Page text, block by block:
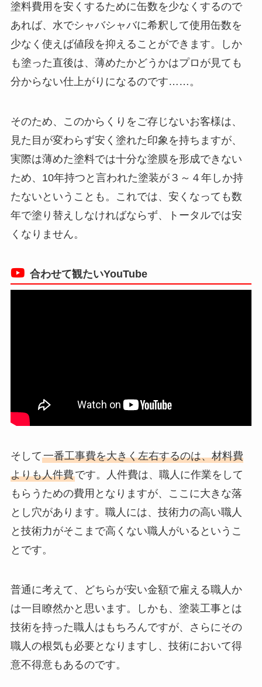
塗料費用を安くするために缶数を少なくするので
あれば、水でシャバシャバに希釈して使用缶数を
少なく使えば値段を抑えることができます。しか
も塗った直後は、薄めたかどうかはプロが見ても
分からない仕上がりになるのです……。
そのため、このからくりをご存じないお客様は、
見た目が変わらず安く塗れた印象を持ちますが、
実際は薄めた塗料では十分な塗膜を形成できない
ため、10年持つと言われた塗装が３～４年しか持
たないということも。これでは、安くなっても数
年で塗り替えしなければならず、トータルでは安
くなりません。
合わせて観たいYouTube
そして一番工事費を大きく左右するのは、材料費
よりも人件費です。人件費は、職人に作業をして
もらうための費用となりますが、ここに大きな落
とし穴があります。職人には、技術力の高い職人
と技術力がそこまで高くない職人がいるというこ
とです。
普通に考えて、どちらが安い金額で雇える職人か
は一目瞭然かと思います。しかも、塗装工事とは
技術を持った職人はもちろんですが、さらにその
職人の根気も必要となりますし、技術において得
意不得意もあるのです。